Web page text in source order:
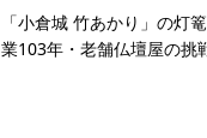
「小倉城 竹あかり」の
業103年・老舗仏壇屋の挑